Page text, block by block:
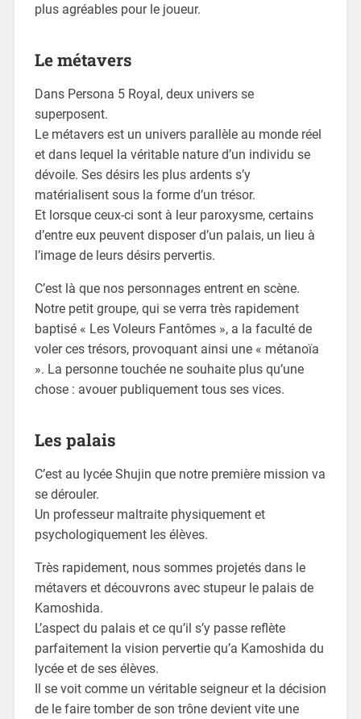
plus agréables pour le joueur.
Le métavers
Dans Persona 5 Royal, deux univers se
superposent.
Le métavers est un univers parallèle au monde réel
et dans lequel la véritable nature d’un individu se
dévoile. Ses désirs les plus ardents s’y
matérialisent sous la forme d’un trésor.
Et lorsque ceux-ci sont à leur paroxysme, certains
d’entre eux peuvent disposer d’un palais, un lieu à
l’image de leurs désirs pervertis.
C’est là que nos personnages entrent en scène.
Notre petit groupe, qui se verra très rapidement
baptisé « Les Voleurs Fantômes », a la faculté de
voler ces trésors, provoquant ainsi une « métanoïa
». La personne touchée ne souhaite plus qu’une
chose : avouer publiquement tous ses vices.
Les palais
C’est au lycée Shujin que notre première mission va
se dérouler.
Un professeur maltraite physiquement et
psychologiquement les élèves.
Très rapidement, nous sommes projetés dans le
métavers et découvrons avec stupeur le palais de
Kamoshida.
L’aspect du palais et ce qu’il s’y passe reflète
parfaitement la vision pervertie qu’a Kamoshida du
lycée et de ses élèves.
Il se voit comme un véritable seigneur et la décision
de le faire tomber de son trône devient vite une